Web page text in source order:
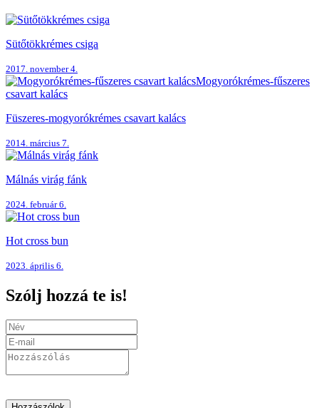
Sütőtökkrémes csiga
2017. november 4.
Füszeres-mogyorókrémes csavart kalács
2014. március 7.
Málnás virág fánk
2024. február 6.
Hot cross bun
2023. április 6.
Szólj hozzá te is!